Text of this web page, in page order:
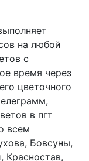
на любой
с
время через
цветочного
в пгт
всем
Бовсуны,
Красностав,